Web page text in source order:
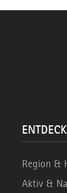
Region &
Aktiv &